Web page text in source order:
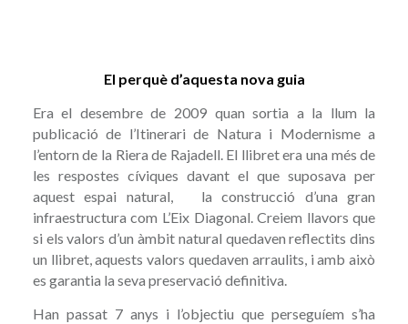
El perquè d’aquesta nova guia
Era el desembre de 2009 quan sortia a la llum la
publicació de l’Itinerari de Natura i Modernisme a
l’entorn de la Riera de Rajadell. El llibret era una més de
les respostes cíviques davant el que suposava per
aquest espai natural, la construcció d’una gran
infraestructura com L’Eix Diagonal. Creiem llavors que
si els valors d’un àmbit natural quedaven reflectits dins
un llibret, aquests valors quedaven arraulits, i amb això
es garantia la seva preservació definitiva.
Han passat 7 anys i l’objectiu que perseguíem s’ha